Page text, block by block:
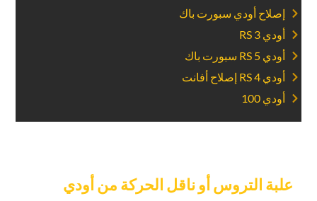
‏إصلاح أودي سبورت باك‏
‏أودي RS 3‏
‏أودي RS 5 سبورت باك‏
‏أودي RS 4 إصلاح أفانت‏
‏أودي 100‏
‏علبة التروس أو ناقل الحركة من أودي‏